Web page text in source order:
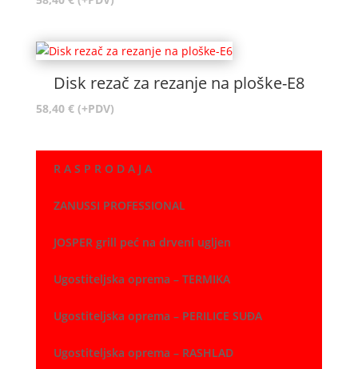
Disk rezač za rezanje na ploške-E8
58,40 € (+PDV)
R A S P R O D A J A
ZANUSSI PROFESSIONAL
JOSPER grill peć na drveni ugljen
Ugostiteljska oprema – TERMIKA
Ugostiteljska oprema – PERILICE SUĐA
Ugostiteljska oprema – RASHLAD